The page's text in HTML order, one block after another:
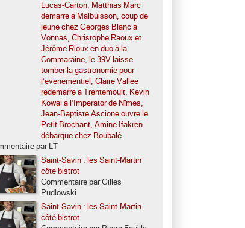
Lucas-Carton, Matthias Marc
démarre à Malbuisson, coup de
jeune chez Georges Blanc à
Vonnas, Christophe Raoux et
Jérôme Rioux en duo à la
Commaraine, le 39V laisse
tomber la gastronomie pour
l’événementiel, Claire Vallée
redémarre à Trentemoult, Kevin
Kowal à l’Impérator de Nîmes,
Jean-Baptiste Ascione ouvre le
Petit Brochant, Amine Ifakren
débarque chez Boubalé
par LT
Saint-Savin : les Saint-Martin
côté bistrot
Commentaire par Gilles
Pudlowski
Saint-Savin : les Saint-Martin
côté bistrot